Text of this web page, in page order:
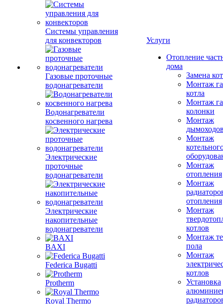
Системы управления
для конвекторов
Газовые проточные
водонагреватели
Водонагреватели
косвенного нагрева
Электрические
проточные
водонагреватели
Электрические
накопительные
водонагреватели
BAXI
Federica Bugatti
Protherm
Royal Thermo
Услуги
Отопление
дома
Замена
Монтаж
котла
Монтаж
колонки
Монтаж
Монтаж
Монтаж
отопления
Монтаж
отопления
Монтаж
котлов
Монтаж
пола
Монтаж
котлов
Установка